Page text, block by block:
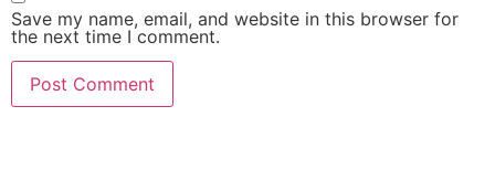
Save my name, email, and website in this browser for
the next time I comment.